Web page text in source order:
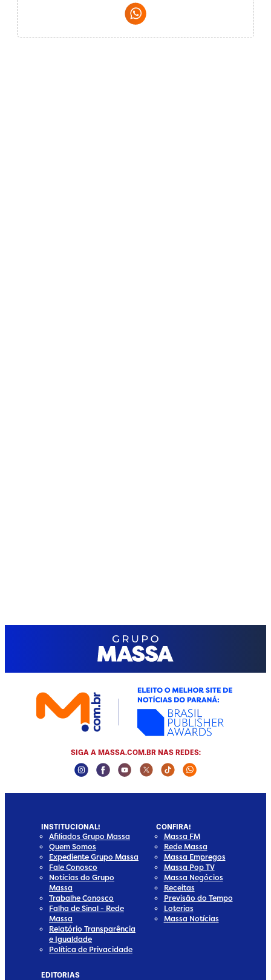
Whatsapp Social Media
SIGA A MASSA.COM.BR NAS REDES:
Instagram Social Media
Facebook Social Media
Youtube Social Media
Twitter Social Media
Tiktok Social Media
Whatsapp
INSTITUCIONAL!
Afiliados Grupo Massa
Quem Somos
Expediente Grupo Massa
Fale Conosco
Notícias do Grupo
Massa
Trabalhe Conosco
Falha de Sinal - Rede
Massa
Relatório Transparência
e Igualdade
Política de Privacidade
CONFIRA!
Massa FM
Rede Massa
Massa Empregos
Massa Pop TV
Massa Negócios
Receitas
Previsão do Tempo
Loterias
Massa Notícias
EDITORIAS